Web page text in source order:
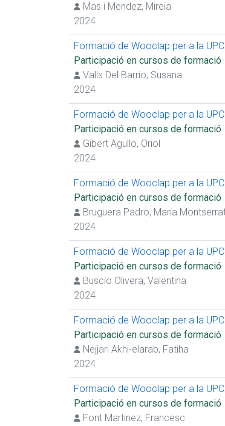
Mas i Mendez, Mireia
2024
Formació de Wooclap per a la
Participació en cursos de formació
Valls Del Barrio, Susana
2024
Formació de Wooclap per a la
Participació en cursos de formació
Gibert Agullo, Oriol
2024
Formació de Wooclap per a la
Participació en cursos de formació
Bruguera Padro, Maria
2024
Formació de Wooclap per a la
Participació en cursos de formació
Buscio Olivera, Valentina
2024
Formació de Wooclap per a la
Participació en cursos de formació
Nejjari Akhi-elarab, Fatiha
2024
Formació de Wooclap per a la
Participació en cursos de formació
Font Martinez, Francesc